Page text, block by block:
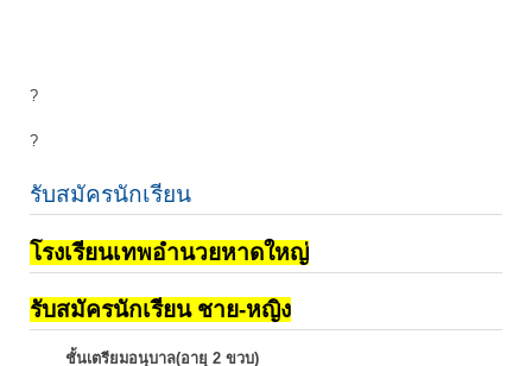
?
?
รับสมัครนักเรียน
โรงเรียนเทพอำนวยหาดใหญ่
รับสมัครนักเรียน ชาย-หญิง
ชั้นเตรียมอนุบาล(อายุ 2 ขวบ)